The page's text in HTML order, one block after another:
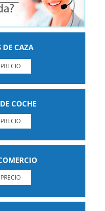
DE CAZA
COCHE